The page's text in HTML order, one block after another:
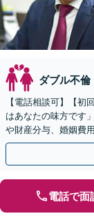
ダブル不倫
【電話相談可】【初回
はあなたの味方です
や財産分与、婚姻費
間・休日面談可】【
電話で面